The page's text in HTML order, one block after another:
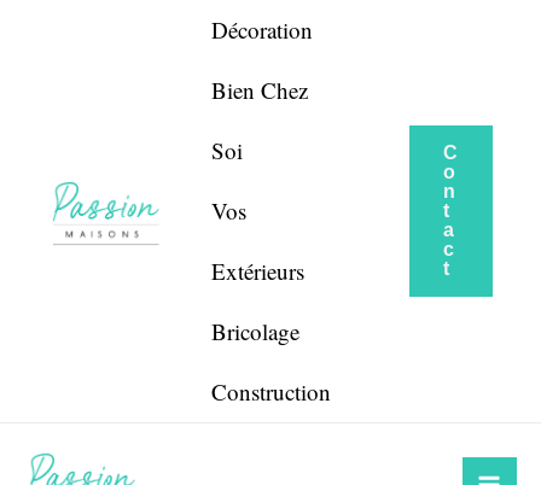
Décoration
Bien Chez
Soi
Vos
Extérieurs
Bricolage
Construction
C
o
n
t
a
c
t